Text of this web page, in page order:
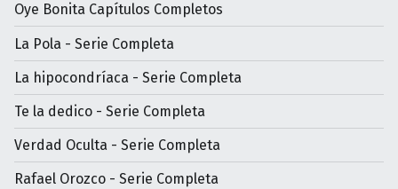
Oye Bonita Capítulos Completos
La Pola - Serie Completa
La hipocondríaca - Serie Completa
Te la dedico - Serie Completa
Verdad Oculta - Serie Completa
Rafael Orozco - Serie Completa